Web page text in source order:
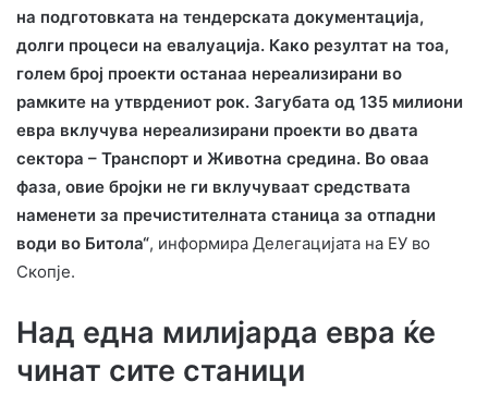
на подготовката на тендерската документација,
долги процеси на евалуација. Како резултат на тоа,
голем број проекти останаа нереализирани во
рамките на утврдениот рок. Загубата од 135 милиони
евра вклучува нереализирани проекти во двата
сектора – Транспорт и Животна средина. Во оваа
фаза, овие бројки не ги вклучуваат средствата
наменети за пречистителната станица за отпадни
води во Битола“, информира Делегацијата на ЕУ во
Скопје.
Над една милијарда евра ќе
чинат сите станици